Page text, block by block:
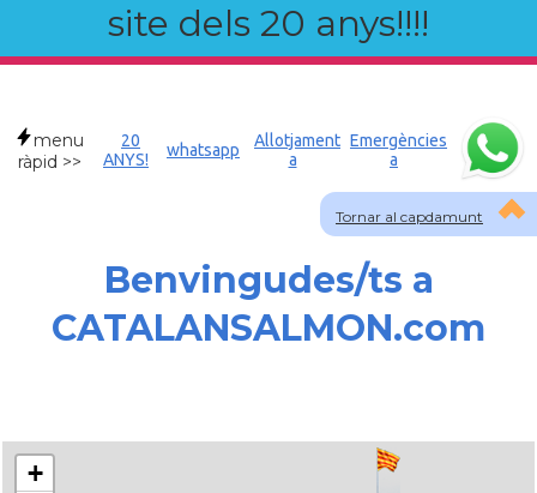
site dels 20 anys!!!!
Tornar al capdamunt
menu
ràpid >>
20
ANYS!
whatsapp
Allotjament
a
Emergències
a
Benvingudes/ts a
CATALANSALMON.com
+